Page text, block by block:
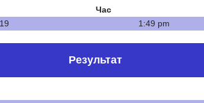
Час
1:49 pm
Результат